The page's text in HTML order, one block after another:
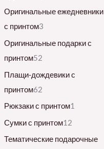
Оригинальные ежедневники
с принтом3
Оригинальные подарки с
принтом52
Плащи-дождевики с
принтом62
Рюкзаки с принтом1
Сумки с принтом12
Тематические подарочные